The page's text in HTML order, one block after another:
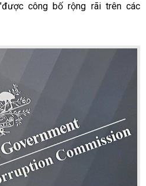
công bố rộng rãi trên các